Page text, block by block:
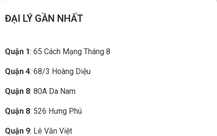
ĐẠI LÝ GẦN NHẤT
Quận 1: 65 Cách Mạng Tháng 8
Quận 4: 68/3 Hoàng Diệu
Quận 8: 80A Da Nam
Quận 8: 526 Hưng Phú
Quận 9: Lê Văn Việt